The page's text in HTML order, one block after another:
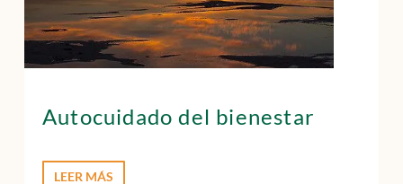
Autocuidado del bienestar
LEER MÁS